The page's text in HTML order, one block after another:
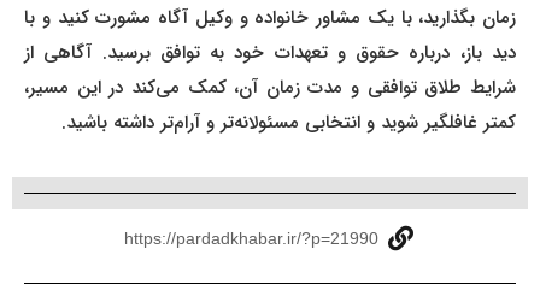
زمان بگذارید، با یک مشاور خانواده و وکیل آگاه مشورت کنید و با
دید باز، درباره حقوق و تعهدات خود به توافق برسید. آگاهی از
شرایط طلاق توافقی و مدت زمان آن، کمک می‌کند در این مسیر،
کمتر غافلگیر شوید و انتخابی مسئولانه‌تر و آرام‌تر داشته باشید.
https://pardadkhabar.ir/?p=21990